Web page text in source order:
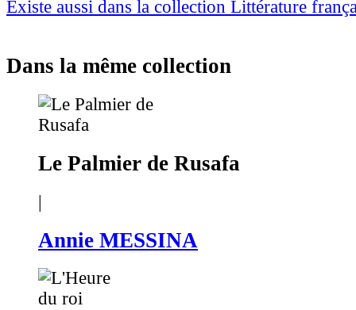
Existe aussi dans la collection Littérature
Dans la même collection
Le Palmier de Rusafa
|
Annie MESSINA